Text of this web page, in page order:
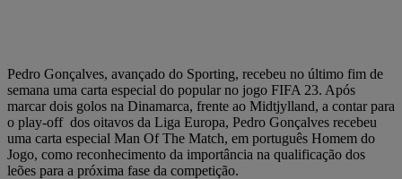
Pedro Gonçalves, avançado do Sporting, recebeu no último fim de
semana uma carta especial do popular no jogo FIFA 23. Após
marcar dois golos na Dinamarca, frente ao Midtjylland, a contar para
o play-off dos oitavos da Liga Europa, Pedro Gonçalves recebeu
uma carta especial Man Of The Match, em português Homem do
Jogo, como reconhecimento da importância na qualificação dos
leões para a próxima fase da competição.